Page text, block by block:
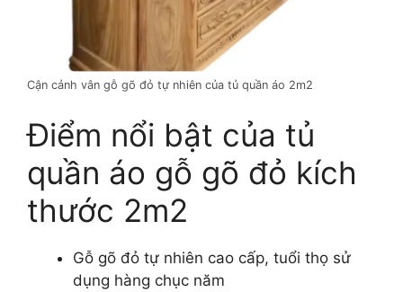
Cận cảnh vân gỗ gõ đỏ tự nhiên của tủ quần áo 2m2
Điểm nổi bật của tủ
quần áo gỗ gõ đỏ kích
thước 2m2
Gỗ gõ đỏ tự nhiên cao cấp, tuổi thọ sử
dụng hàng chục năm